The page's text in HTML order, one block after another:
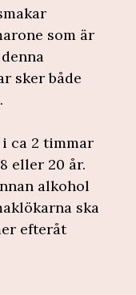
som är
sker både
ca 2 timmar
eller 20 år.
alkohol
ska
efteråt